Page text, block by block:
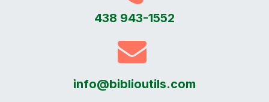
438 943-1552
info@biblioutils.com